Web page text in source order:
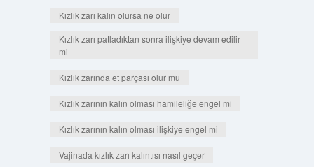
Kızlık zarı kalın olursa ne olur
Kızlık zarı patladıktan sonra ilişkiye devam edilir
mi
Kızlık zarında et parçası olur mu
Kızlık zarının kalın olması hamileliğe engel mi
Kızlık zarının kalın olması ilişkiye engel mi
Vajinada kızlık zarı kalıntısı nasıl geçer